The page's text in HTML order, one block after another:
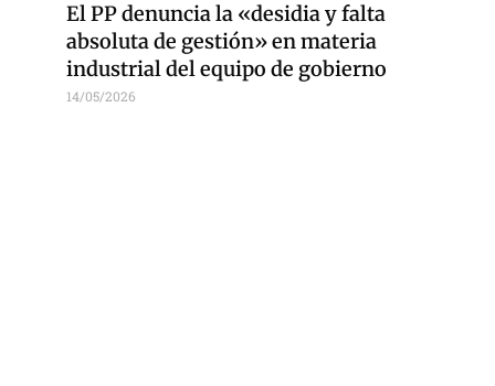
El PP denuncia la «desidia y falta
absoluta de gestión» en materia
industrial del equipo de gobierno
14/05/2026